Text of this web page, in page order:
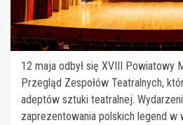
12 maja odbył się XVIII Powiatowy
Przegląd Zespołów Teatralnych,
adeptów sztuki teatralnej.
zaprezentowania polskich legend w